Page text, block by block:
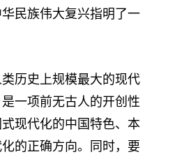
民族伟大复兴指明了一
历史上规模最大的现代
一项前无古人的开创性
现代化的中国特色、本
的正确方向。同时，要